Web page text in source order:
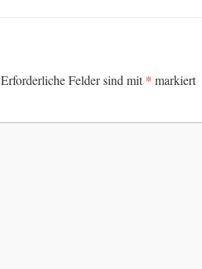
Erforderliche Felder sind mit* markiert